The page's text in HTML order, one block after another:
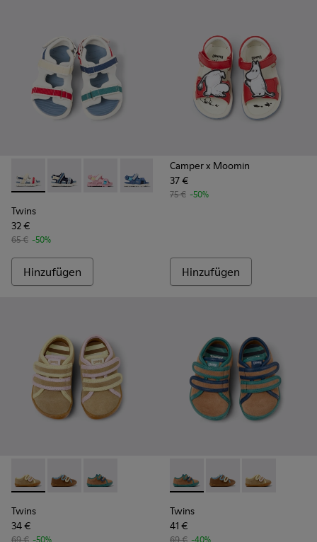
Twins - K800590-010 - Mehrfarbige Textilsandalen für
Twins - K800590-011 - Mehrfarbige Sandalen aus
Twins - K800590-007
Twins - K800590-006
Twins - K800590-004
Twins
32 €
65 € -50%
Hinzufügen
Camper x Moomin
37 €
75 € -50%
Hinzufügen
Twins - K800666-005 - Mehrfarbige Sneaker aus
Twins - K800666-008
Twins - K800666-006 - Mehrfarbige
Twins
34 €
69 € -50%
Twins - K800666-006 -
Twins - K800666-
Twins -
Twins
41 €
69 € -40%